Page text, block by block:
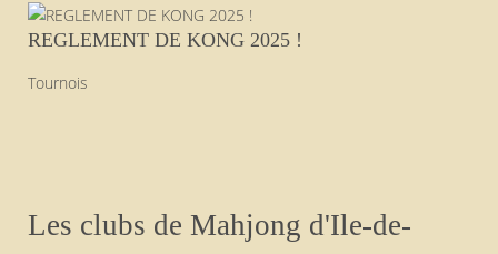
REGLEMENT DE KONG 2025 !
Tournois
Les clubs de Mahjong d'Ile-de-